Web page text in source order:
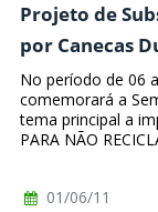
Projeto de
por Canecas
No período de 06
comemorará a
tema principal a
PARA NÃO
01/06/11